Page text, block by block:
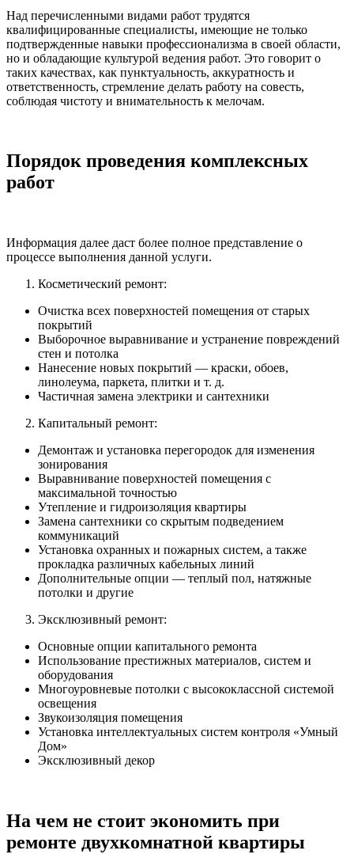
Над перечисленными видами работ трудятся
квалифицированные специалисты, имеющие не только
подтвержденные навыки профессионализма в своей области,
но и обладающие культурой ведения работ. Это говорит о
таких качествах, как пунктуальность, аккуратность и
ответственность, стремление делать работу на совесть,
соблюдая чистоту и внимательность к мелочам.
Порядок проведения комплексных
работ
Информация далее даст более полное представление о
процессе выполнения данной услуги.
Косметический ремонт:
Очистка всех поверхностей помещения от старых
покрытий
Выборочное выравнивание и устранение повреждений
стен и потолка
Нанесение новых покрытий — краски, обоев,
линолеума, паркета, плитки и т. д.
Частичная замена электрики и сантехники
Капитальный ремонт:
Демонтаж и установка перегородок для изменения
зонирования
Выравнивание поверхностей помещения с
максимальной точностью
Утепление и гидроизоляция квартиры
Замена сантехники со скрытым подведением
коммуникаций
Установка охранных и пожарных систем, а также
прокладка различных кабельных линий
Дополнительные опции — теплый пол, натяжные
потолки и другие
Эксклюзивный ремонт:
Основные опции капитального ремонта
Использование престижных материалов, систем и
оборудования
Многоуровневые потолки с высококлассной системой
освещения
Звукоизоляция помещения
Установка интеллектуальных систем контроля «Умный
Дом»
Эксклюзивный декор
На чем не стоит экономить при
ремонте двухкомнатной квартиры